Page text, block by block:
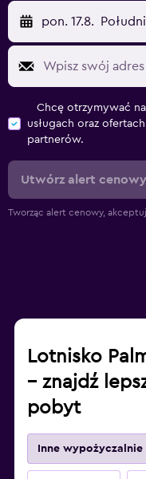
pon. 17.8.
Chcę otrzymywać
usługach oraz
partnerów.
Utwórz alert cenowy
Tworząc alert cenowy,
Lotnisko
– znajdź
pobyt
Inne